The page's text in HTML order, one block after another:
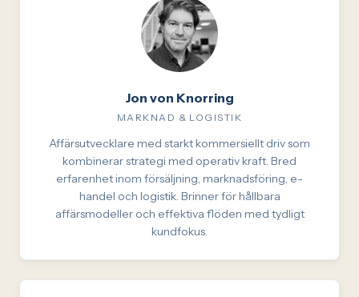
Jon von Knorring
MARKNAD & LOGISTIK
Affärsutvecklare med starkt kommersiellt driv som
kombinerar strategi med operativ kraft. Bred
erfarenhet inom försäljning, marknadsföring, e-
handel och logistik. Brinner för hållbara
affärsmodeller och effektiva flöden med tydligt
kundfokus.